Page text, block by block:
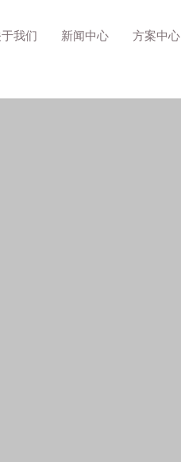
我们 新闻中心 方案中心